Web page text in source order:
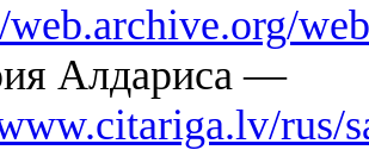
Алдариса —
rus/